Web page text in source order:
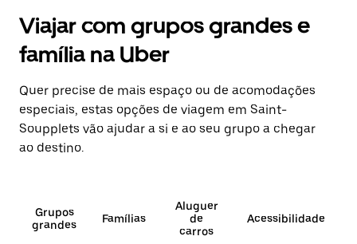
Viajar com grupos grandes e
família na Uber
Quer precise de mais espaço ou de acomodações
especiais, estas opções de viagem em Saint-
Soupplets vão ajudar a si e ao seu grupo a chegar
ao destino.
Grupos
grandes
Famílias
Aluguer
de
carros
Acessibilidade